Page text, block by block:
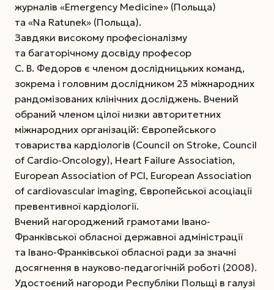
журналів «Emergency Medicine» (Польща)
та «Na Ratunek» (Польща).
Завдяки високому професіоналізму
та багаторічному досвіду професор
С. В. Федоров є членом дослідницьких команд,
зокрема і головним дослідником 23 міжнародних
рандомізованих клінічних досліджень. Вчений
обраний членом цілої низки авторитетних
міжнародних організацій: Європейського
товариства кардіологів (Council on Stroke, Council
of Cardio-Oncology), Heart Failure Association,
European Association of PCI, European Association
of cardiovascular imaging, Європейської асоціації
превентивної кардіології.
Вчений нагороджений грамотами Івано-
Франківської обласної державної адміністрації
та Івано-Франківської обласної ради за значні
досягнення в науково-педагогічній роботі (2008).
Удостоєний нагороди Республіки Польщі в галузі